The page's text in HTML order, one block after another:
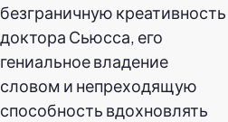
безграничную креативность
доктора Сьюсса, его
гениальное владение
словом и непреходящую
способность вдохновлять